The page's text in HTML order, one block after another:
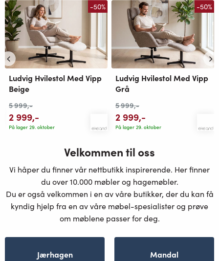
-50%
Ludvig Hvilestol Med Vipp
Beige
5 999,-
2 999,-
På lager 29. oktober
-50%
Ludvig Hvilestol Med Vipp
Grå
5 999,-
2 999,-
På lager 29. oktober
Velkommen til oss
Vi håper du finner vår nettbutikk inspirerende. Her finner
du over 10.000 møbler og hagemøbler.
Du er også velkommen i en av våre butikker, der du kan få
kyndig hjelp fra en av våre møbel-spesialister og prøve
om møblene passer for deg.
Jærhagen Mandal